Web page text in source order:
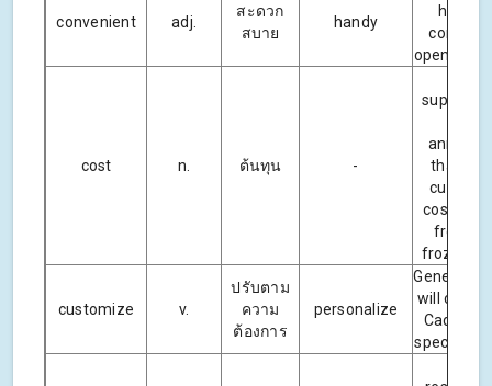
convenient adj.
สะดวก
สบาย
handy
has
opening
cost n. ต้นทุน -
that it
cutting
cost of
fresh
frozen
customize v.
ปรับตาม
ความ
ต้องการ
personalize
General
will
special